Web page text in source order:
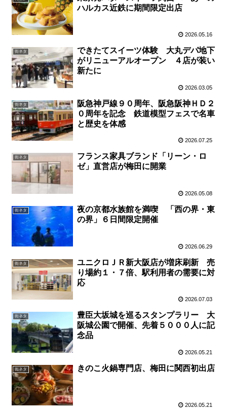
ハルカス近鉄に期間限定出店
2026.05.16
街ネタ
できたてスイーツ体験 大丸デパ地下
がリニューアルオープン ４店が装い
新たに
2026.03.05
街ネタ
阪急神戸線９０周年、阪急阪神ＨＤ２
０周年を記念 鉄道模型フェスで名車
と歴史を体感
2026.07.25
街ネタ
フランス家具ブランド「リーン・ロ
ゼ」直営店が梅田に開業
2026.05.08
街ネタ
夜の京都水族館を満喫 「西の界・東
の界」６日間限定開催
2026.06.29
街ネタ
ユニクロＪＲ新大阪店が増床刷新 売
り場約１・７倍、駅利用者の需要に対
応
2026.07.03
街ネタ
豊臣大坂城を巡るスタンプラリー 大
阪城公園で開催、先着５０００人に記
念品
2026.05.21
街ネタ きのこ火鍋専門店、梅田に関西初出店
2026.05.21